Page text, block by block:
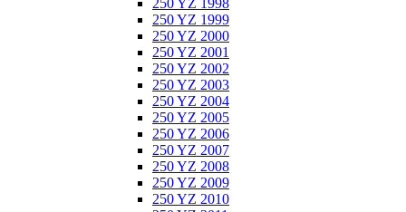
250 YZ 1998
250 YZ 1999
250 YZ 2000
250 YZ 2001
250 YZ 2002
250 YZ 2003
250 YZ 2004
250 YZ 2005
250 YZ 2006
250 YZ 2007
250 YZ 2008
250 YZ 2009
250 YZ 2010